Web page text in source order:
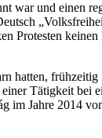
war und einen
Protesten
hatten,
Tätigkeit bei
Jahre 2014